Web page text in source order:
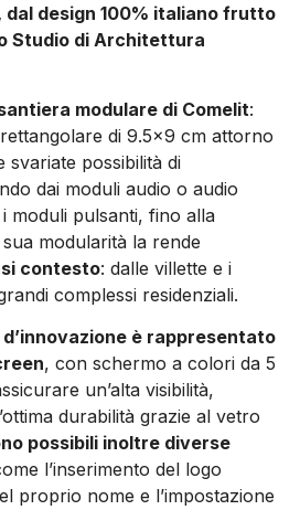
dal design 100% italiano frutto
Studio di Architettura
modulare di Comelit:
di 9.5×9 cm attorno
possibilità di
dai moduli audio o audio
moduli pulsanti, fino alla
modularità la rende
contesto: dalle villette e i
complessi residenziali.
è rappresentato
, con schermo a colori da 5
un’alta visibilità,
durabilità grazie al vetro
possibili inoltre diverse
l’inserimento del logo
proprio nome e l’impostazione